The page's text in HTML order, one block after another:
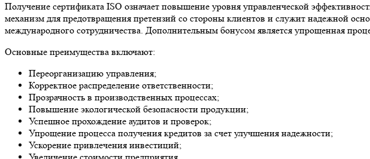
Получение сертификата ISO означает повышение уровня управленческой
механизм для предотвращения претензий со стороны клиентов и служит надежной
международного сотрудничества. Дополнительным бонусом является упрощенная
Основные преимущества включают:
Переорганизацию управления;
Корректное распределение ответственности;
Прозрачность в производственных процессах;
Повышение экологической безопасности продукции;
Успешное прохождение аудитов и проверок;
Упрощение процесса получения кредитов за счет улучшения надежности;
Ускорение привлечения инвестиций;